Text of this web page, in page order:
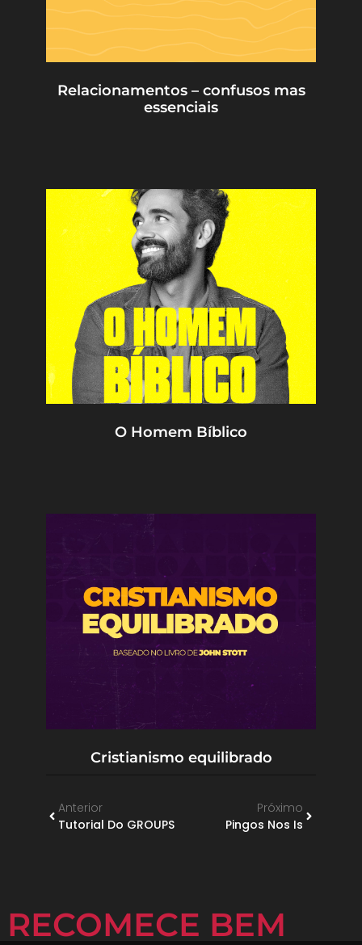
Relacionamentos – confusos mas
essenciais
O Homem Bíblico
Cristianismo equilibrado
Anterior
Tutorial Do GROUPS
Próximo
Pingos Nos Is
RECOMECE BEM